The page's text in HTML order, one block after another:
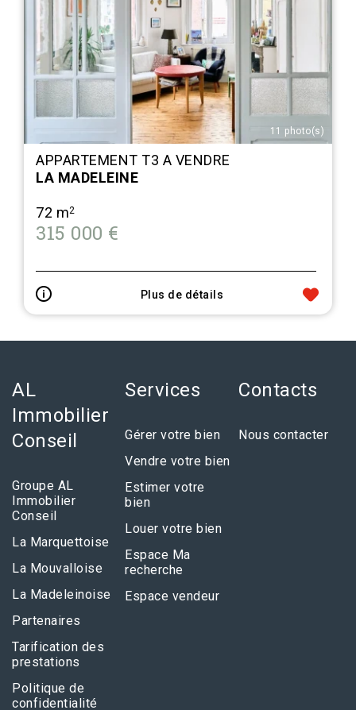
11 photo(s)
APPARTEMENT T3 A VENDRE
LA MADELEINE
72 m2
315 000 €
Plus de détails
AL
Immobilier
Conseil
Groupe AL
Immobilier
Conseil
La Marquettoise
La Mouvalloise
La Madeleinoise
Partenaires
Tarification des
prestations
Politique de
confidentialité
Services
Gérer votre bien
Vendre votre bien
Estimer votre
bien
Louer votre bien
Espace Ma
recherche
Espace vendeur
Contacts
Nous contacter